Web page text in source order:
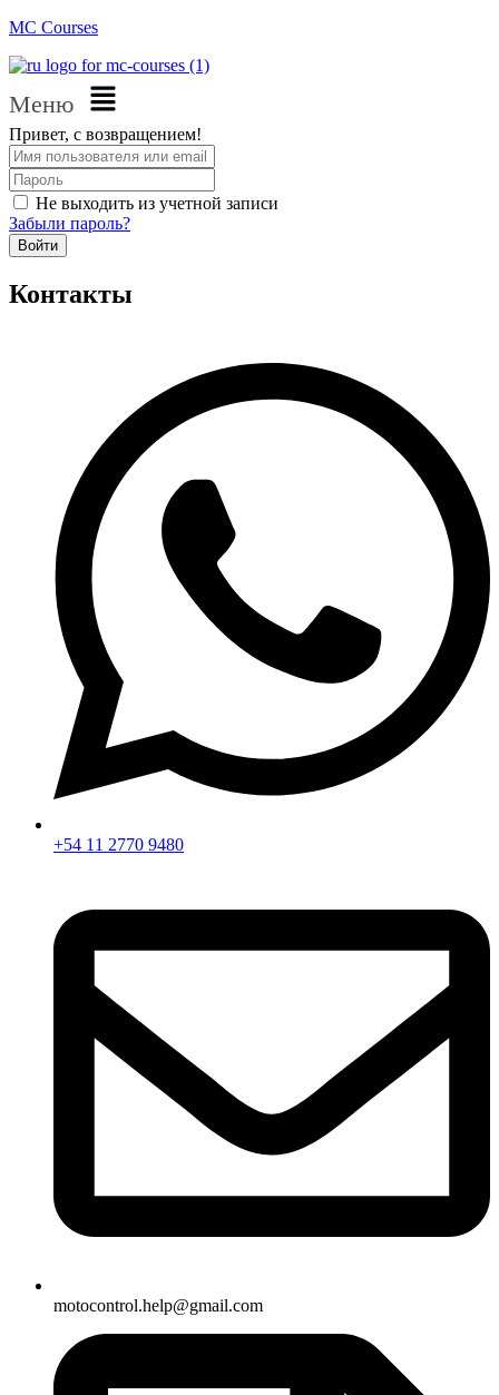
MC Courses
Меню
Привет, с возвращением!
Не выходить из учетной записи
Забыли пароль?
Войти
Контакты
+54 11 2770 9480
motocontrol.help@gmail.com